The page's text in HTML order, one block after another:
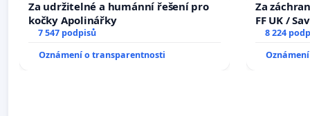
Za udržitelné a humánní řešení pro
kočky Apolinářky
7 547 podpisů
Oznámení o transparentnosti
Za
FF UK /
the
University
8 224